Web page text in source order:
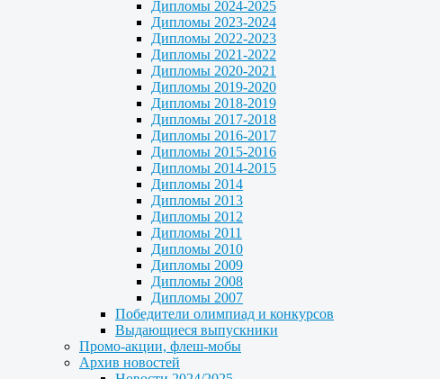
Дипломы 2024-2025
Дипломы 2023-2024
Дипломы 2022-2023
Дипломы 2021-2022
Дипломы 2020-2021
Дипломы 2019-2020
Дипломы 2018-2019
Дипломы 2017-2018
Дипломы 2016-2017
Дипломы 2015-2016
Дипломы 2014-2015
Дипломы 2014
Дипломы 2013
Дипломы 2012
Дипломы 2011
Дипломы 2010
Дипломы 2009
Дипломы 2008
Дипломы 2007
Победители олимпиад и конкурсов
Выдающиеся выпускники
Промо-акции, флеш-мобы
Архив новостей